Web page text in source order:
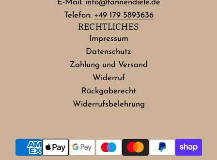
E-Mail: info@tannendiele.de
Telefon: +49 179 5893636
RECHTLICHES
Impressum
Datenschutz
Zahlung und Versand
Widerruf
Rückgaberecht
Widerrufsbelehrung